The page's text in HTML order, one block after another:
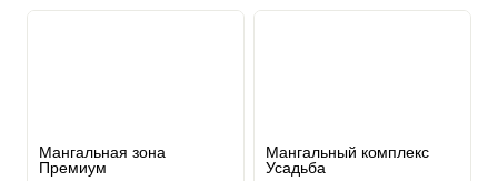
Мангальная зона
Премиум
Мангальный комплекс
Усадьба